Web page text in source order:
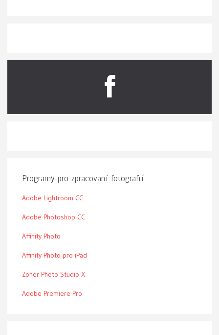
Programy pro zpracovaní fotografií
Adobe Lightroom CC
Adobe Photoshop CC
Affinity Photo
Affinity Photo pro iPad
Zoner Photo Studio X
Adobe Premiere Pro